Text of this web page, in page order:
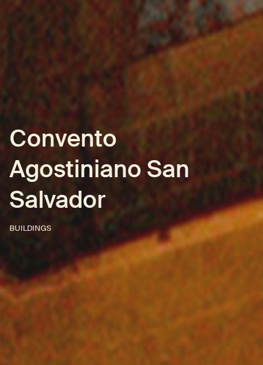
Convento
Agostiniano San
Salvador
BUILDINGS